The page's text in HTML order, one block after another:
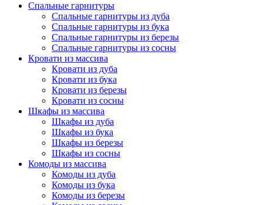
Спальные гарнитуры
Спальные гарнитуры из дуба
Спальные гарнитуры из бука
Спальные гарнитуры из березы
Спальные гарнитуры из сосны
Кровати из массива
Кровати из дуба
Кровати из бука
Кровати из березы
Кровати из сосны
Шкафы из массива
Шкафы из дуба
Шкафы из бука
Шкафы из березы
Шкафы из сосны
Комоды из массива
Комоды из дуба
Комоды из бука
Комоды из березы